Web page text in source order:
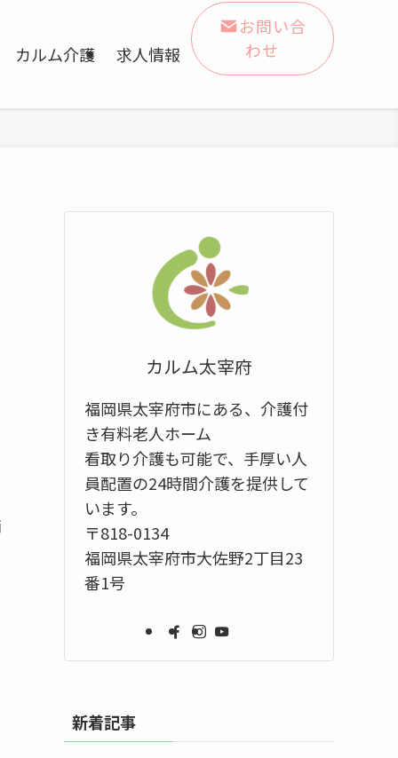
カルム介護 求人情報
お問い合
わせ
カルム太宰府
福岡県太宰府市にある、介護付
き有料老人ホーム
看取り介護も可能で、手厚い人
員配置の24時間介護を提供して
います。
〒818-0134
福岡県太宰府市大佐野2丁目23
番1号
新着記事